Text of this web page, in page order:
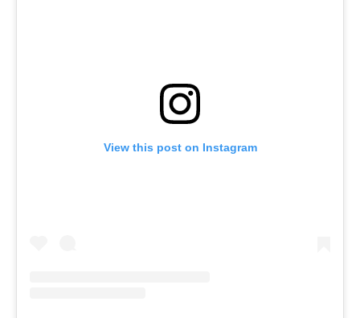
View this post on Instagram